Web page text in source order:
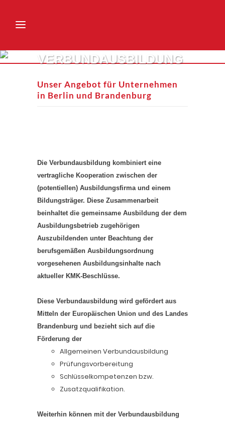
VERBUNDAUSBILDUNG
Unser Angebot für Unternehmen
in Berlin und Brandenburg
Die Verbundausbildung kombiniert eine
vertragliche Kooperation zwischen der
(potentiellen) Ausbildungsfirma und einem
Bildungsträger. Diese Zusammenarbeit
beinhaltet die gemeinsame Ausbildung der dem
Ausbildungsbetrieb zugehörigen
Auszubildenden unter Beachtung der
berufsgemäßen Ausbildungsordnung
vorgesehenen Ausbildungsinhalte nach
aktueller KMK-Beschlüsse.
Diese Verbundausbildung wird gefördert aus
Mitteln der Europäischen Union und des Landes
Brandenburg und bezieht sich auf die
Förderung der
Allgemeinen Verbundausbildung
Prüfungsvorbereitung
Schlüsselkompetenzen bzw.
Zusatzqualifikation.
Weiterhin können mit der Verbundausbildung